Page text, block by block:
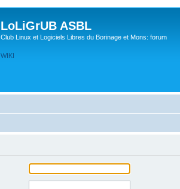
LoLiGrUB ASBL
Club Linux et Logiciels Libres du Borinage et Mons: forum
WIKI